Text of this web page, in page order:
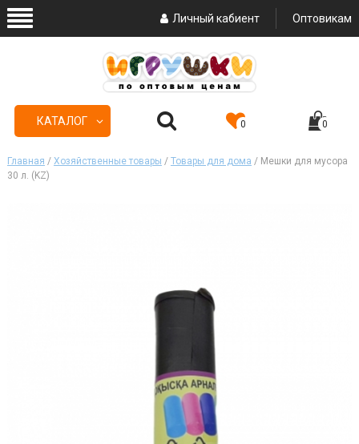
Личный кабиент Оптовикам
КАТАЛОГ 0 0
Главная / Хозяйственные товары / Товары для дома / Мешки для мусора
30 л. (KZ)